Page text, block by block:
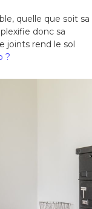
quelle que soit sa
donc sa
joints rend le sol
?